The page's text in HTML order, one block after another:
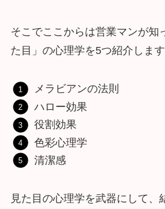
そこでここからは営業マンが知
た目」の心理学を5つ紹介します
メラビアンの法則
ハロー効果
役割効果
色彩心理学
清潔感
見た目の心理学を武器にして、